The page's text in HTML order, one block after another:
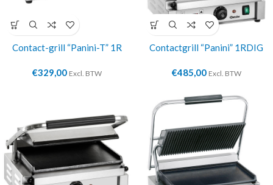
Contact-grill “Panini-T” 1R
€329,00 Excl. BTW
Contactgrill “Panini” 1RDIG
€485,00 Excl. BTW